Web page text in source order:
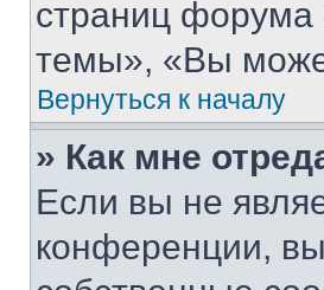
страниц
темы», «Вы
Вернуться к началу
» Как мне
Если вы не
конференции,